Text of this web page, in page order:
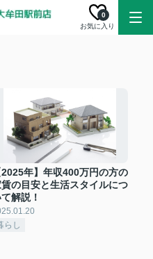
お気に入り
0
2025年】年収400万円の方の
の目安と生活スタイルにつ
解説！
らし